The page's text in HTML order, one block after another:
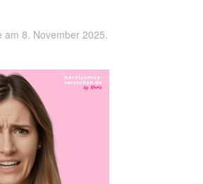
am 8. November 2025.